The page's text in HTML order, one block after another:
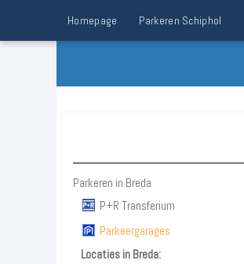
Homepage Parkeren Schiphol
Parkeren in Breda
P+R Transferium
Parkeergarages
Locaties in Breda: